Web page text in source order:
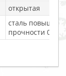
открытая
сталь
прочности 09Г2С